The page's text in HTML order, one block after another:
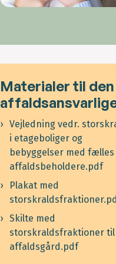
Materialer til den
Vejledning vedr.
i etageboliger og
bebyggelser med fælles
affaldsbeholdere.pdf
Plakat med
Skilte med
storskraldsfraktioner til
affaldsgård.pdf